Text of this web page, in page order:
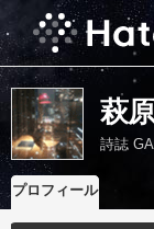
萩
詩誌
プロフィール